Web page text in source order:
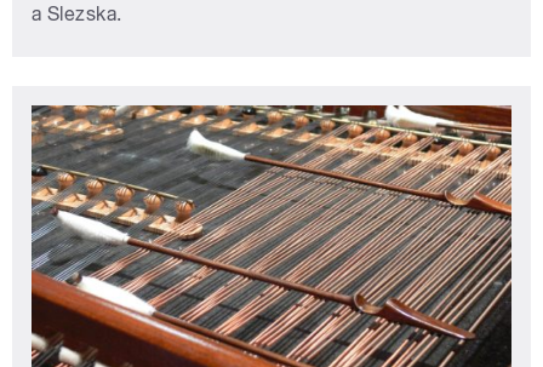
a Slezska.